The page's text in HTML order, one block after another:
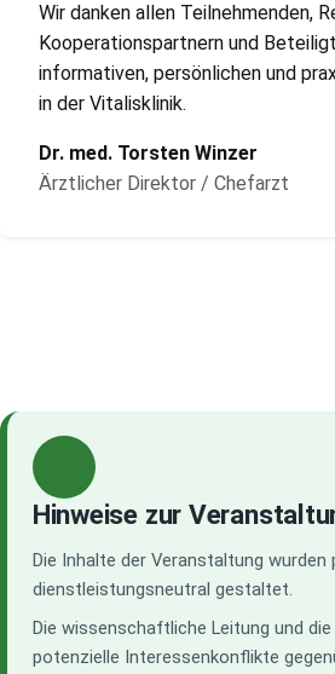
Wir danken allen Teilnehmenden,
Kooperationspartnern und
informativen, persönlichen und
in der Vitalisklinik.
Dr. med. Torsten Winzer
Ärztlicher Direktor / Chefarzt
Hinweise zur
Die Inhalte der Veranstaltung wurden
dienstleistungsneutral gestaltet.
Die wissenschaftliche Leitung und
potenzielle Interessenkonflikte